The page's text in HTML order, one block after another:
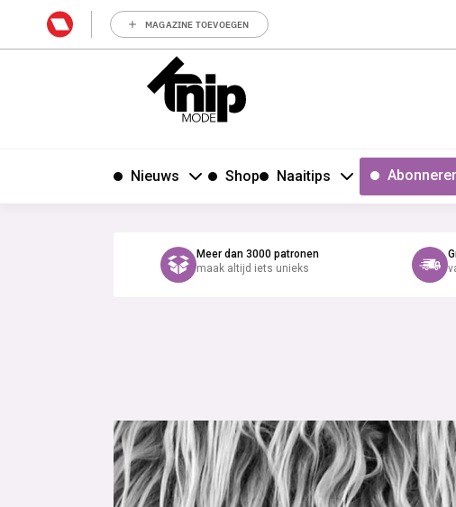
MAGAZINE TOEVOEGEN
Nieuws Shop Naaitips
Meer dan 3000 patronen
maak altijd iets unieks